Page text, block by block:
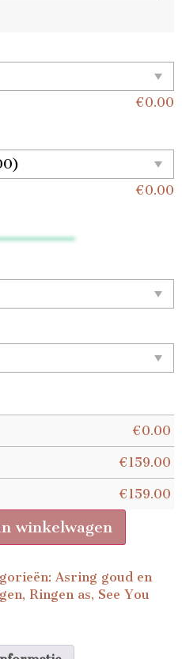
€0.00
€0.00
€0.00
€159.00
€159.00
winkelwagen
Asring goud en
, Ringen as, See You